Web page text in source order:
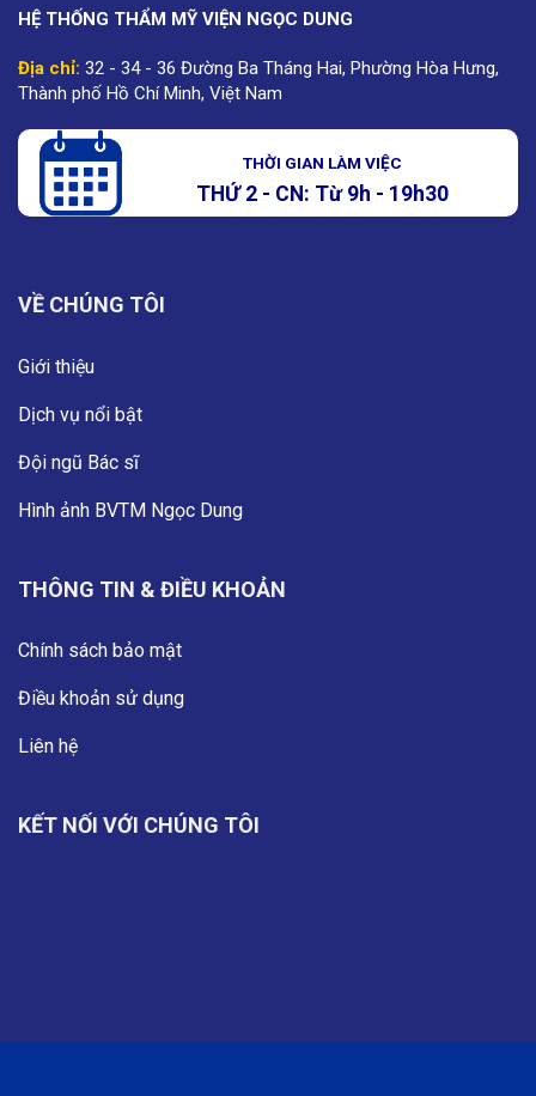
HỆ THỐNG THẨM MỸ VIỆN NGỌC DUNG
Địa chỉ: 32 - 34 - 36 Đường Ba Tháng Hai, Phường Hòa Hưng,
Thành phố Hồ Chí Minh, Việt Nam
THỜI GIAN LÀM VIỆC
THỨ 2 - CN: Từ 9h - 19h30
VỀ CHÚNG TÔI
Giới thiệu
Dịch vụ nổi bật
Đội ngũ Bác sĩ
Hình ảnh BVTM Ngọc Dung
THÔNG TIN & ĐIỀU KHOẢN
Chính sách bảo mật
Điều khoản sử dụng
Liên hệ
KẾT NỐI VỚI CHÚNG TÔI